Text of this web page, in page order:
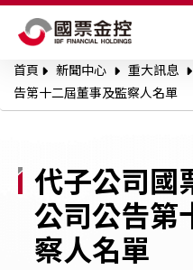
於國票金控
司治理
資人關係
首頁 新聞中心 重大訊息
告第十二屆董事及監察人名單
代子公司國
公司公告第
察人名單